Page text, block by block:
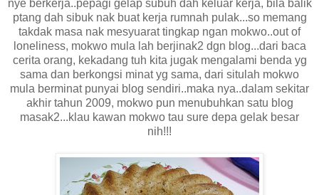
nye berkerja..pepagi gelap subuh dah keluar kerja, bila balik
ptang dah sibuk nak buat kerja rumnah pulak...so memang
takdak masa nak mesyuarat tingkap ngan mokwo..out of
loneliness, mokwo mula lah berjinak2 dgn blog...dari baca
cerita orang, kekadang tuh kita jugak mengalami benda yg
sama dan berkongsi minat yg sama, dari situlah mokwo
mula berminat punyai blog sendiri..maka nya..dalam sekitar
akhir tahun 2009, mokwo pun menubuhkan satu blog
masak2...klau kawan mokwo tau sure depa gelak besar
nih!!!